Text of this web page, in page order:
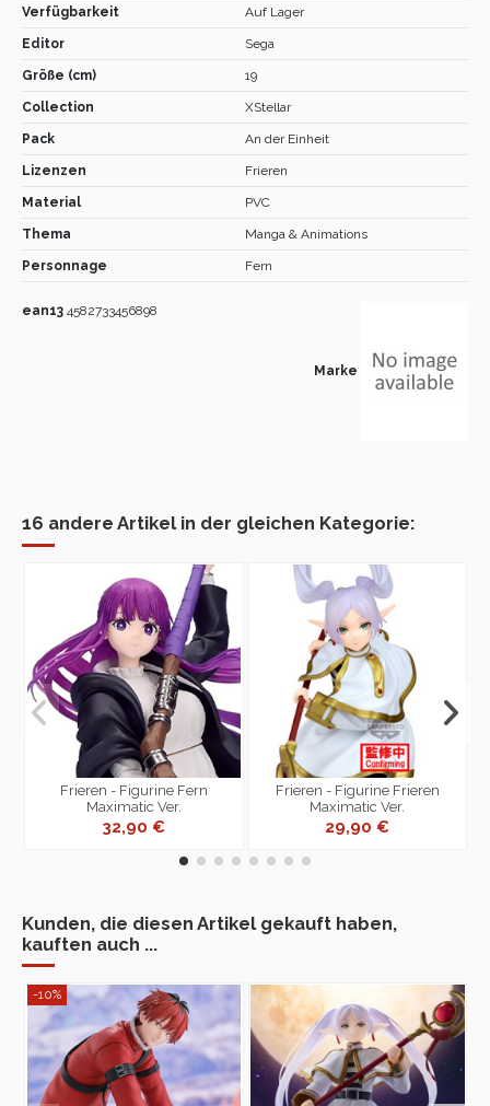
Verfügbarkeit Auf Lager
Editor Sega
Größe (cm) 19
Collection XStellar
Pack An der Einheit
Lizenzen Frieren
Material PVC
Thema Manga & Animations
Personnage Fern
Marke
ean13 4582733456898
16 andere Artikel in der gleichen Kategorie:
Frieren - Figurine Fern
Maximatic Ver.
32,90 €
Frieren - Figurine Frieren
Maximatic Ver.
29,90 €
Kunden, die diesen Artikel gekauft haben,
kauften auch ...
-10%